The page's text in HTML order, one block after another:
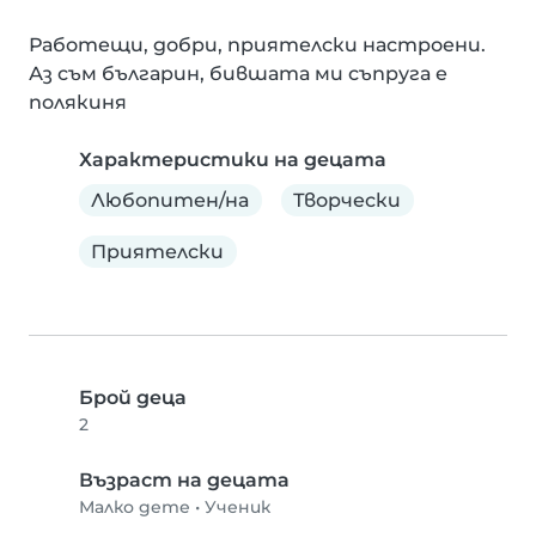
Работещи, добри, приятелски настроени.
Аз съм българин, бившата ми съпруга е
полякиня
Характеристики на децата
Любопитен/на
Творчески
Приятелски
Брой деца
2
Възраст на децата
Малко дете • Ученик